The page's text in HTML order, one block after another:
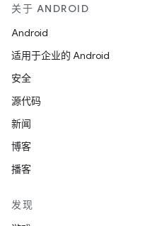
关于 ANDROID
Android
适用于企业的 Android
安全
源代码
新闻
博客
播客
发现